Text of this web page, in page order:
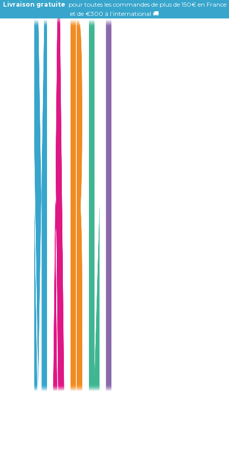
Livraison gratuite pour toutes les commandes de plus de 150€ en France
et de €300 à l’international 🚚